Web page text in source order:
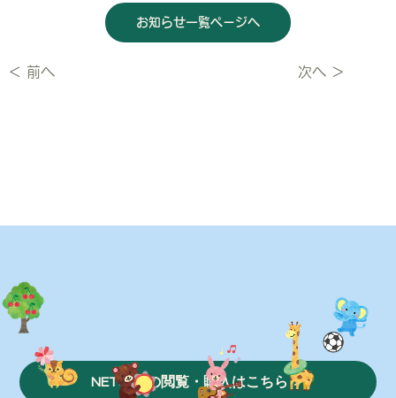
＜ 前へ 次へ ＞
お知らせ一覧ページへ
NET写真の閲覧・購入はこちら ＞